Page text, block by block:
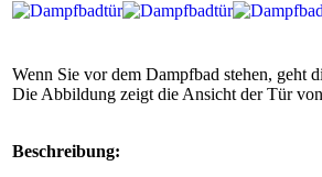
Wenn Sie vor dem Dampfbad stehen, geht
Die Abbildung zeigt die Ansicht der Tür
Beschreibung: